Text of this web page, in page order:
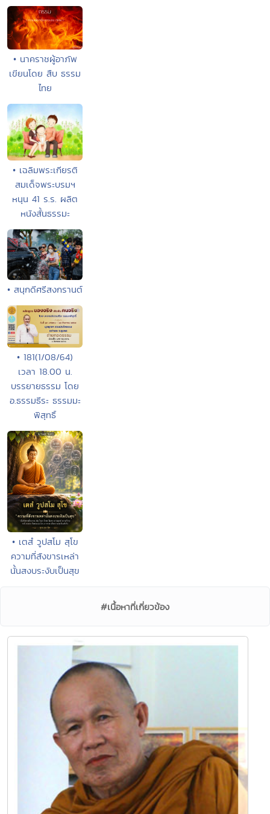
• นาคราชผู้อาภัพ
เขียนโดย สืบ ธรรม
ไทย
• เฉลิมพระเกียรติ
สมเด็จพระบรมฯ
หนุน 41 ร.ร. ผลิต
หนังสั้นธรรมะ
• สนุกดีศรีสงกรานต์
• 181(1/08/64)
เวลา 18.00 น.
บรรยายธรรม โดย
อ.ธรรมธีระ ธรรมมะ
พิสุทธิ์
• เตสํ วูปสโม สุโข
ความที่สังขารเหล่า
นั้นสงบระงับเป็นสุข
#เนื้อหาที่เกี่ยวข้อง